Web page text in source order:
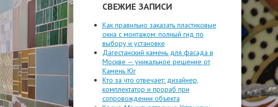
СВЕЖИЕ ЗАПИСИ
Как правильно заказать пластиковые
окна с монтажом: полный гид по
выбору и установке
Дагестанский камень для фасада в
Москве — уникальное решение от
Камень Юг
Кто за что отвечает: дизайнер,
комплектатор и прораб при
сопровождении объекта